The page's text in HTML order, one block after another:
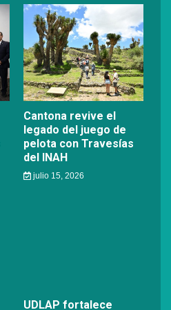
Cantona revive el
legado del juego de
pelota con Travesías
del INAH
julio 15, 2026
UDLAP fortalece